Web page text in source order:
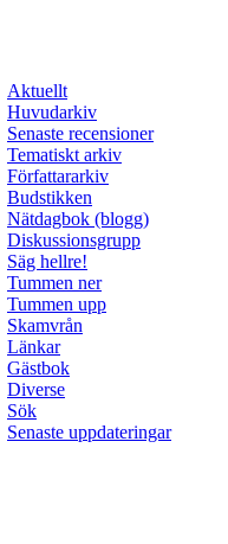
Aktuellt
Huvudarkiv
Senaste recensioner
Tematiskt arkiv
Författararkiv
Budstikken
Nätdagbok (blogg)
Diskussionsgrupp
Säg hellre!
Tummen ner
Tummen upp
Skamvrån
Länkar
Gästbok
Diverse
Sök
Senaste uppdateringar